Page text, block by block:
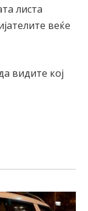
листа
веќе
видите кој